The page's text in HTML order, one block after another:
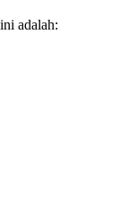
adalah: